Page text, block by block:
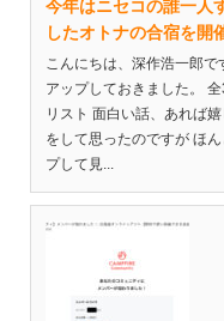
今年はニセコの誰一人
したオトナの合宿を開
こんにちは、深作浩一郎
アップしておきました。
リスト 面白い話、あれば
をして思ったのですが ほ
プして見...